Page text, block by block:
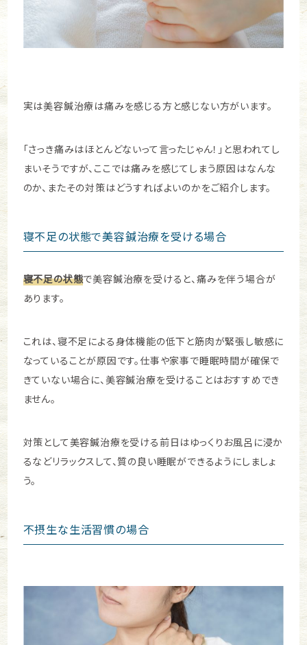
実は美容鍼治療は痛みを感じる方と感じない方がいます。
「さっき痛みはほとんどないって言ったじゃん！」と思われてし
まいそうですが、ここでは痛みを感じてしまう原因はなんな
のか、またその対策はどうすればよいのかをご紹介します。
寝不足の状態で美容鍼治療を受ける場合
寝不足の状態で美容鍼治療を受けると、痛みを伴う場合が
あります。
これは、寝不足による身体機能の低下と筋肉が緊張し敏感に
なっていることが原因です。 仕事や家事で睡眠時間が確保で
きていない場合に、美容鍼治療を受けることはおすすめでき
ません。
対策として美容鍼治療を受ける前日はゆっくりお風呂に浸か
るなどリラックスして、質の良い睡眠ができるようにしましょ
う。
不摂生な生活習慣の場合